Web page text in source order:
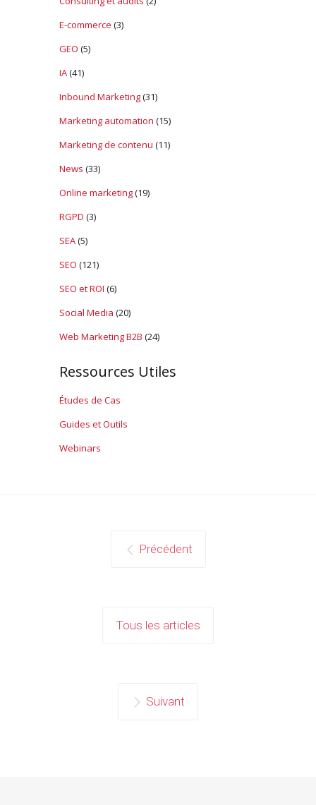
E-commerce (3)
GEO (5)
IA(41)
Inbound Marketing(31)
Marketing automation (15)
Marketing de contenu (11)
News (33)
Online marketing(19)
RGPD (3)
SEA(5)
SEO (121)
SEO et ROI (6)
Social Media (20)
Web Marketing B2B (24)
Ressources Utiles
Études de Cas
Guides et Outils
Webinars
Précédent
Tous les articles
Suivant